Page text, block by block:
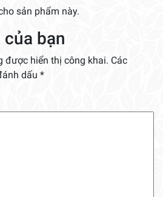
sản phẩm này.
bạn
được hiển thị công khai. Các
dấu *